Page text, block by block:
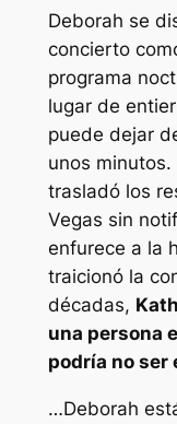
Deborah se
concierto
programa
lugar de
puede dejar
unos
trasladó los
Vegas sin
enfurece a la
traicionó la
décadas,
una persona
podría no ser
…Deborah